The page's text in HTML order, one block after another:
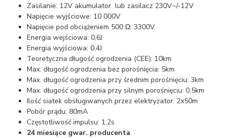
Zasilanie: 12V akumulator lub zasilacz 230V~/-12V
Napięcie wyjściowe: 10 000V
Napięcie pod obciążeniem 500 Ω: 3300V
Energia wejściowa: 0,6J
Energia wyjściowa: 0,4J
Teoretyczna długość ogrodzenia (CEE): 10km
Max. długość ogrodzenia bez porośnięcia: 5km
Max. długość ogrodzenia przy średnim porośnięciu: 3km
Max. długość ogrodzenia przy silnym porośnięciu: 0,5km
Ilość siatek obsługiwanych przez elektryzator: 2x50m
Pobór prądu: 80mA
Częstotliwość impulsu: 1,2s
24 miesiące gwar. producenta